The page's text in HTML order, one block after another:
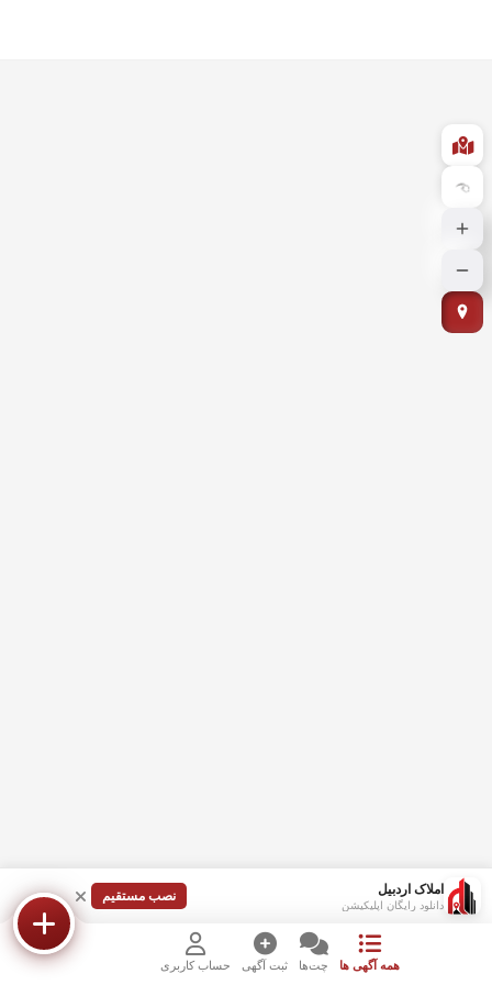
املاک اردبیل
دانلود رایگان اپلیکیشن
نصب مستقیم
همه آگهی ها چت‌ها ثبت آگهی حساب کاربری